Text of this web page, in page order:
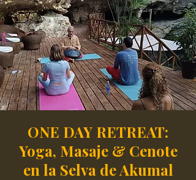
ONE DAY RETREAT:
Yoga, Masaje & Cenote
en la Selva de Akumal